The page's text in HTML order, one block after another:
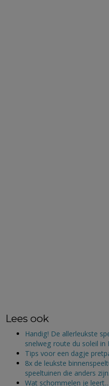
Lees ook
Handig! De allerleukste
snelweg route du soleil in
Tips voor een dagje
8x de leukste
speeltuinen die anders zijn.
Wat schommelen je